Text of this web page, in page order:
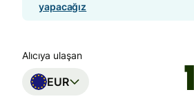
yapacağız
Alıcıya ulaşan
EUR